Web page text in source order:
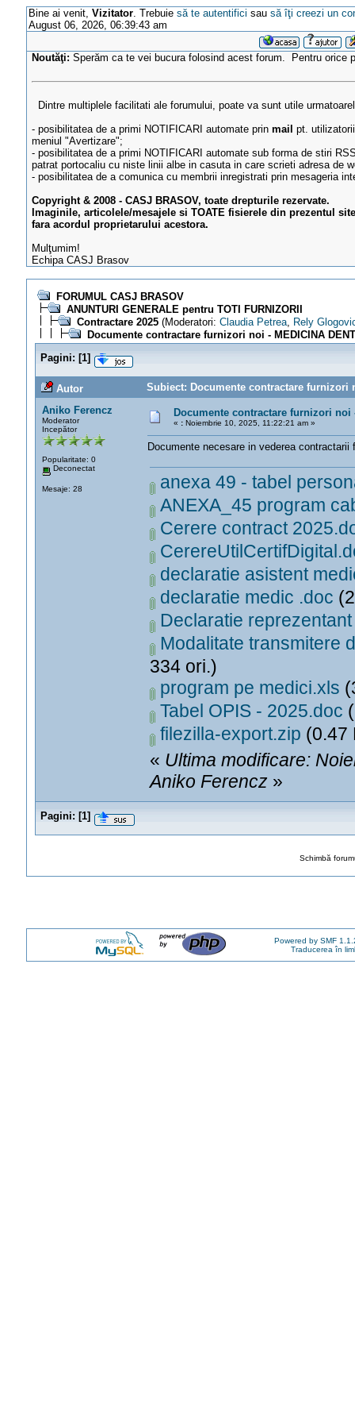
Bine ai venit, Vizitator. Trebuie să te autentifici sau să îţi creezi un
August 06, 2026, 06:39:43 am
Noutăţi: Sperăm ca te vei bucura folosind acest forum. Pentru orice
Dintre multiplele facilitati ale forumului, poate va sunt utile
- posibilitatea de a primi NOTIFICARI automate prinmail pt.
meniul "Avertizare";
- posibilitatea de a primi NOTIFICARI automate sub forma de stiri
patrat portocaliu cu niste linii albe in casuta in care scrieti adresa de
- posibilitatea de a comunica cu membrii inregistrati prin mesageria
Copyright & 2008 - CASJ BRASOV, toate drepturile rezervate.
Imaginile, articolele/mesajele si TOATE fisierele din prezentul
fara acordul proprietarului acestora.
Mulţumim!
Echipa CASJ Brasov
FORUMUL CASJ BRASOV
ANUNTURI GENERALE pentru TOTI FURNIZORII
Contractare 2025(Moderatori: Claudia Petrea, Rely
Documente contractare furnizori noi - MEDICINA
Pagini: [1]
Autor
Subiect: Documente contractare furnizori
Aniko Ferencz
Moderator
Incepător
Popularitate: 0
Deconectat
Mesaje: 28
Documente contractare furnizori noi
« :Noiembrie 10, 2025, 11:22:21 am »
Documente necesare in vederea
anexa 49 - tabel
ANEXA_45 program
Cerere contract
declaratie asistent
declaratie medic .doc
Declaratie
Modalitate transmitere
334 ori.)
program pe medici.xls
Tabel OPIS - 2025.doc
filezilla-export.zip (0.47
« Ultima modificare:
Aniko Ferencz »
Pagini: [1]
Schimbă
Powered by SMF
Traducerea în